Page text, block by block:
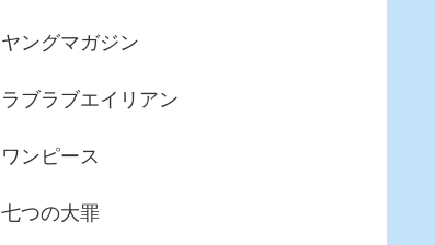
ヤングマガジン
ラブラブエイリアン
ワンピース
七つの大罪